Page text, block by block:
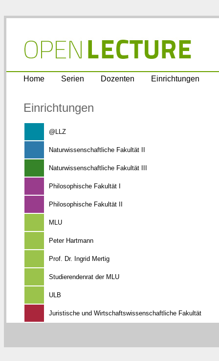
Home Serien Dozenten Einrichtungen
Einrichtungen
@LLZ
Naturwissenschaftliche Fakultät II
Naturwissenschaftliche Fakultät III
Philosophische Fakultät I
Philosophische Fakultät II
MLU
Peter Hartmann
Prof. Dr. Ingrid Mertig
Studierendenrat der MLU
ULB
Juristische und Wirtschaftswissenschaftliche Fakultät